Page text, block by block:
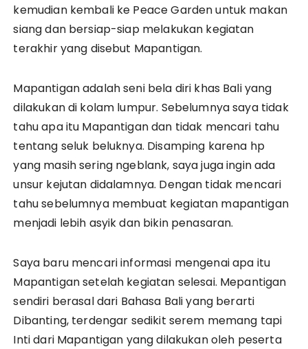
kemudian kembali ke Peace Garden untuk makan
siang dan bersiap-siap melakukan kegiatan
terakhir yang disebut Mapantigan.
Mapantigan adalah seni bela diri khas Bali yang
dilakukan di kolam lumpur. Sebelumnya saya tidak
tahu apa itu Mapantigan dan tidak mencari tahu
tentang seluk beluknya. Disamping karena hp
yang masih sering ngeblank, saya juga ingin ada
unsur kejutan didalamnya. Dengan tidak mencari
tahu sebelumnya membuat kegiatan mapantigan
menjadi lebih asyik dan bikin penasaran.
Saya baru mencari informasi mengenai apa itu
Mapantigan setelah kegiatan selesai. Mepantigan
sendiri berasal dari Bahasa Bali yang berarti
Dibanting, terdengar sedikit serem memang tapi
Inti dari Mapantigan yang dilakukan oleh peserta